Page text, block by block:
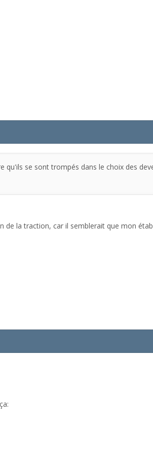
se sont trompés dans le choix des
la traction, car il semblerait que mon